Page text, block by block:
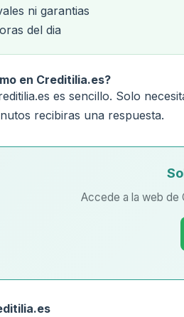
ni garantias
del dia
en Creditilia.es?
es sencillo. Solo
recibiras una respuesta.
Accede a la web de